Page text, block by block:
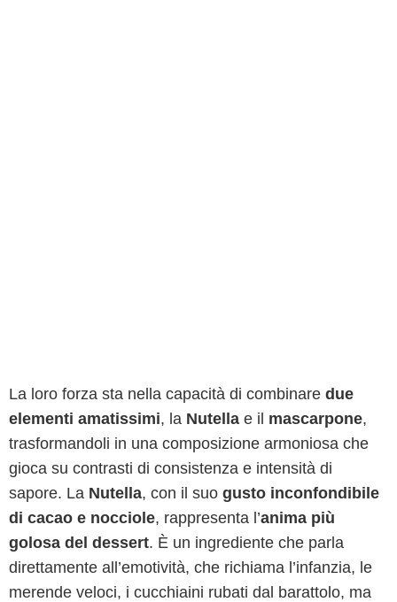
La loro forza sta nella capacità di combinare due
elementi amatissimi, la Nutella e il mascarpone,
trasformandoli in una composizione armoniosa che
gioca su contrasti di consistenza e intensità di
sapore. La Nutella, con il suo gusto inconfondibile
di cacao e nocciole, rappresenta l’anima più
golosa del dessert. È un ingrediente che parla
direttamente all’emotività, che richiama l’infanzia, le
merende veloci, i cucchiaini rubati dal barattolo, ma